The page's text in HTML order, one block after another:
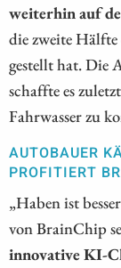
weiterhin auf
die zweite Hälfte
gestellt hat. Die
schaffte es
Fahrwasser zu
AUTOBAUER
PROFITIERT
„Haben ist
von BrainChip
innovative KI-